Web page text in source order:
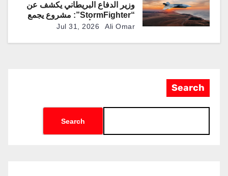
وزير الدفاع البريطاني يكشف عن
“StormFighter”: مشروع يجمع
بين منصات مأهولة وطائرات مقاتلة
Jul 31, 2026 Ali Omar
Search
Search